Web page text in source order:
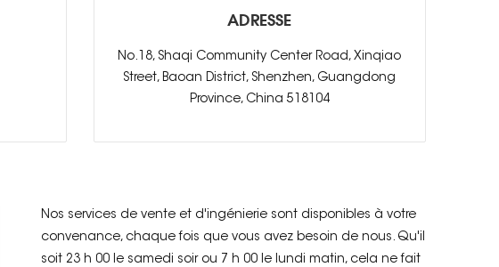
ADRESSE
No.18, Shaqi Community Center Road, Xinqiao
Street, Baoan District, Shenzhen, Guangdong
Province, China 518104
Nos services de vente et d'ingénierie sont disponibles à votre
convenance, chaque fois que vous avez besoin de nous. Qu'il
soit 23 h 00 le samedi soir ou 7 h 00 le lundi matin, cela ne fait